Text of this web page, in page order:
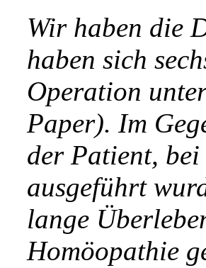
Wir haben die
haben sich
Operation
Paper). Im
der Patient,
ausgeführt
lange
Homöopathie